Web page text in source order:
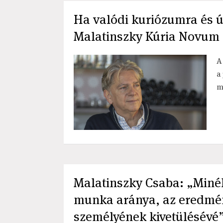
Ha valódi kuriózumra és
Malatinszky Kúria Novum
Malatinszky Csaba:
munka aránya, az
személyének